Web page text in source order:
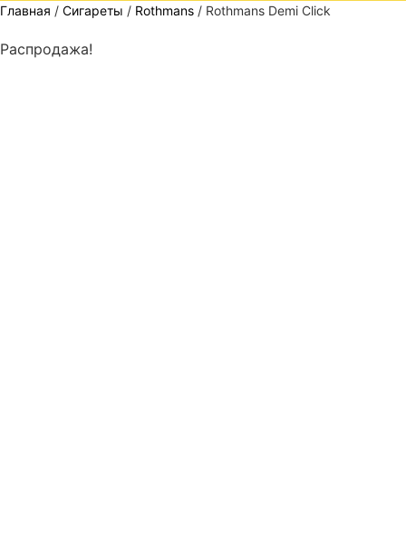
Главная / Сигареты / Rothmans / Rothmans Demi Click
Распродажа!